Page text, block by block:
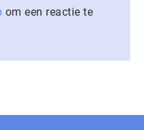
om een reactie te